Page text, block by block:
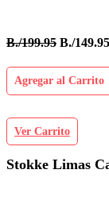
B./199.95 B./149.95
Agregar al Carrito
Ver Carrito
Stokke Limas